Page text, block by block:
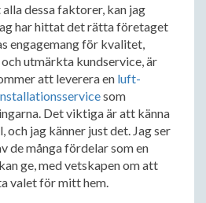
dessa faktorer, kan jag
har hittat det rätta företaget
engagemang för kvalitet,
utmärkta kundservice, är
att leverera en luft-
som
Det viktiga är att känna
jag känner just det. Jag ser
de många fördelar som en
ge, med vetskapen om att
valet för mitt hem.